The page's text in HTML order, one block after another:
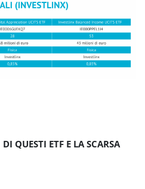
QUESTI ETF E LA SCARSA